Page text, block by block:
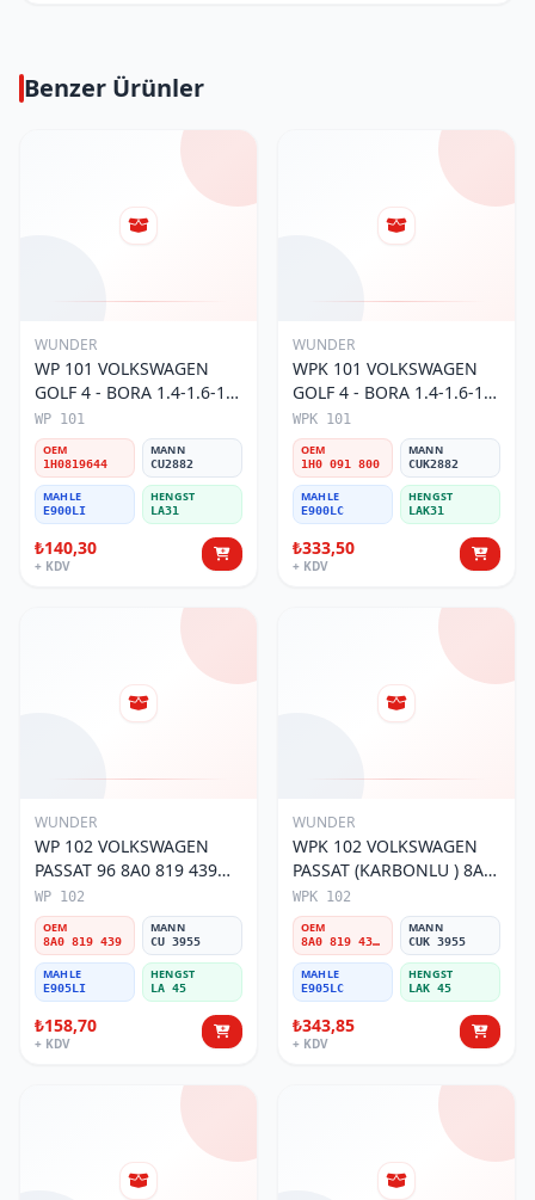
Benzer Ürünler
WUNDER
WP 101 VOLKSWAGEN
GOLF 4 - BORA 1.4-1.6-1.8
POLO III 1H0 819 644
Polen Filtresi
WP 101
OEM
1H0819644
MANN
CU2882
MAHLE
E900LI
HENGST
LA31
₺140,30
+ KDV
WUNDER
WPK 101 VOLKSWAGEN
GOLF 4 - BORA 1.4-1.6-1.8
POLO III KARBONLU 1H0
091 800 Polen Filtresi
WPK 101
OEM
1H0 091 800
MANN
CUK2882
MAHLE
E900LC
HENGST
LAK31
₺333,50
+ KDV
WUNDER
WP 102 VOLKSWAGEN
PASSAT 96 8A0 819 439
Polen Filtresi
WP 102
OEM
8A0 819 439
MANN
CU 3955
MAHLE
E905LI
HENGST
LA 45
₺158,70
+ KDV
WUNDER
WPK 102 VOLKSWAGEN
PASSAT (KARBONLU ) 8A0
819 439B Polen Filtresi
WPK 102
OEM
8A0 819 439B
MANN
CUK 3955
MAHLE
E905LC
HENGST
LAK 45
₺343,85
+ KDV